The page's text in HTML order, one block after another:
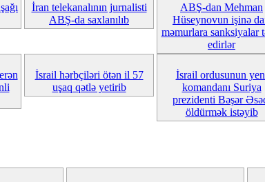
İran telekanalının jurnalisti
ABŞ-da saxlanılıb
ABŞ-dan Mehman
Hüseynovun işinə
məmurlara sanksiyalar
edirlər
İsrail hərbçiləri ötən il 57
uşaq qətlə yetirib
İsrail ordusunun
komandanı Suriya
prezidenti Bəşər
öldürmək istəyib